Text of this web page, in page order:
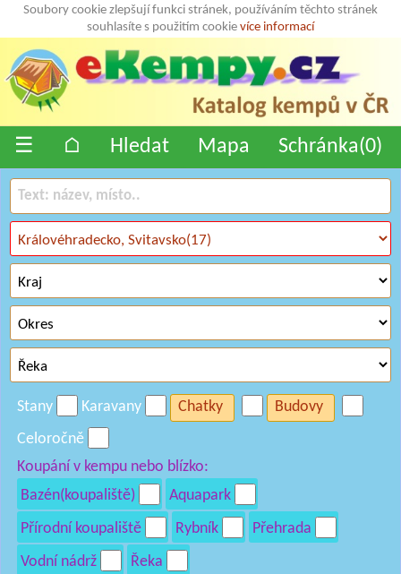
Soubory cookie zlepšují funkci stránek, používáním těchto stránek
souhlasíte s použitím cookie více informací
☰ ⌂ Hledat Mapa Schránka(0)
Stany Karavany Chatky
Budovy
Celoročně
Koupání v kempu nebo blízko:
Bazén(koupaliště)
Aquapark
Přírodní koupaliště
Rybník
Přehrada
Vodní nádrž
Řeka